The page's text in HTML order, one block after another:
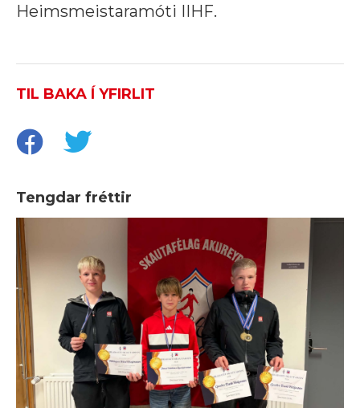
Heimsmeistaramóti IIHF.
TIL BAKA Í YFIRLIT
Tengdar fréttir